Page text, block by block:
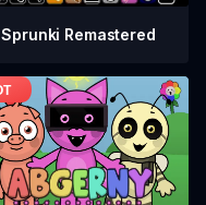
Sprunki Remastered